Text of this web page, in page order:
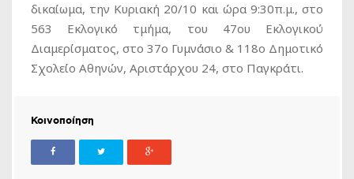
δικαίωμα, την Κυριακή 20/10 και ώρα 9:30π.μ., στο
563 Εκλογικό τμήμα, του 47ου Εκλογικού
Διαμερίσματος, στο 37ο Γυμνάσιο & 118ο Δημοτικό
Σχολείο Αθηνών, Αριστάρχου 24, στο Παγκράτι.
Κοινοποίηση